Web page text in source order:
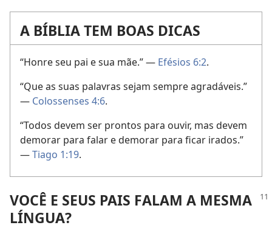
A BÍBLIA TEM BOAS DICAS
“Honre seu pai e sua mãe.” — Efésios 6:2.
“Que as suas palavras sejam sempre agradáveis.”
— Colossenses 4:6.
“Todos devem ser prontos para ouvir, mas devem
demorar para falar e demorar para ficar irados.”
—Tiago 1:19.
VOCÊ E SEUS PAIS FALAM A MESMA
LÍNGUA?